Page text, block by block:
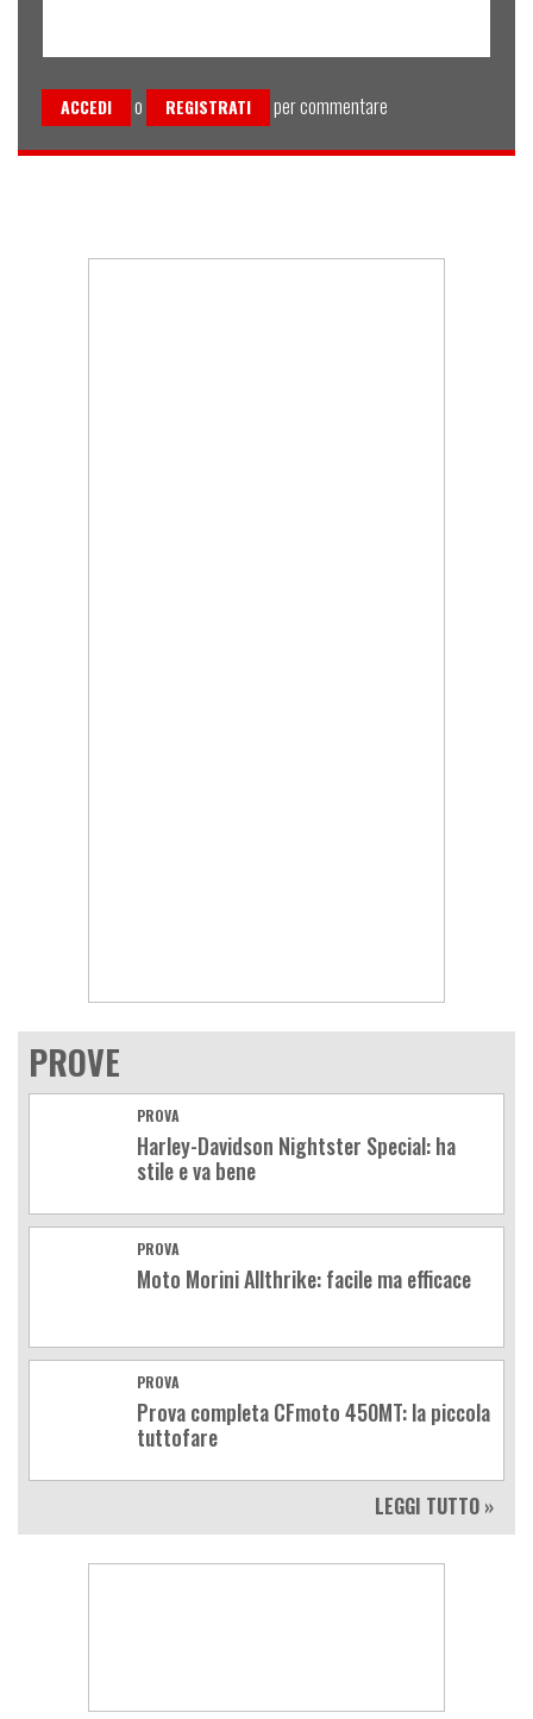
ACCEDI o REGISTRATI per commentare
PROVE
PROVA
Harley-Davidson Nightster Special: ha
stile e va bene
PROVA
Moto Morini Allthrike: facile ma efficace
PROVA
Prova completa CFmoto 450MT: la piccola
tuttofare
LEGGI TUTTO »